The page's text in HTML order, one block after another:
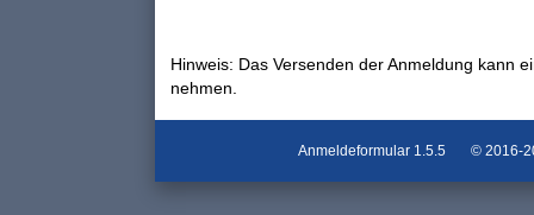
Hinweis: Das Versenden der Anmeldung kann
nehmen.
Anmeldeformular 1.5.5 © 2016-